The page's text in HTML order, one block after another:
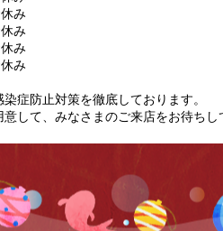
み
み
み
み
症防止対策を徹底しております。